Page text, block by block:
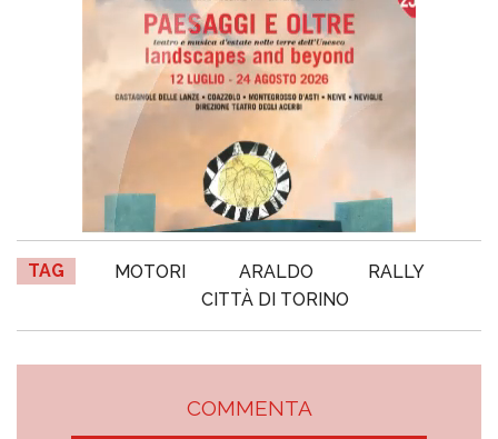
TAG MOTORI ARALDO
RALLY
CITTÀ DI TORINO
COMMENTA